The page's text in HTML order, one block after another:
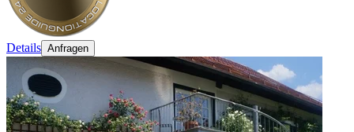
Details Anfragen